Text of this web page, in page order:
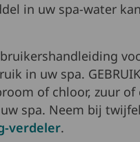
in uw spa-water
in uw spa.
of chloor, zuur
spa. Neem bij
verdeler.